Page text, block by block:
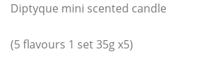
Diptyque mini scented candle
(5 flavours 1 set 35g x5)